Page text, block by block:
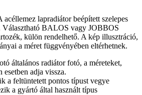
lapradiátor beépített szelepes
Választható BALOS vagy JOBBOS
külön rendelhető. A kép illusztráció,
a méret függvényében eltérhetnek.
általános radiátor fotó, a méreteket,
adja vissza.
a feltüntetett pontos típust vegye
a gyártó által használt típus